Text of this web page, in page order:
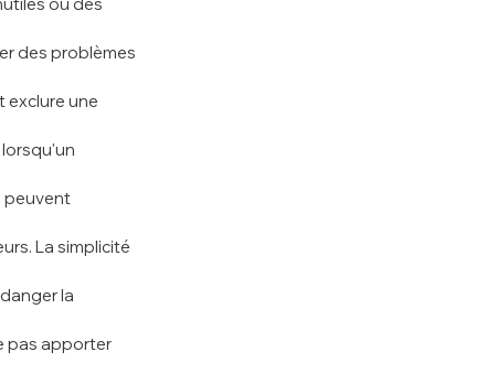
des problèmes
exclure une
peuvent
La simplicité
la
pas apporter